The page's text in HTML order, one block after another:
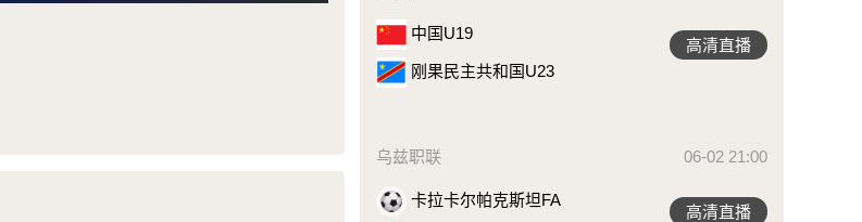
中国U19
刚果民主共和国U23
高清直播
乌兹职联 06-02 21:00
卡拉卡尔帕克斯坦FA
高清直播